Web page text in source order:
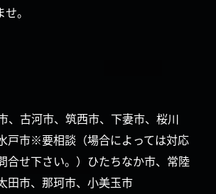
。
、古河市、筑西市、下妻市、桜川
戸市※要相談（場合によっては対応
合せ下さい。）ひたちなか市、常陸
田市、那珂市、小美玉市